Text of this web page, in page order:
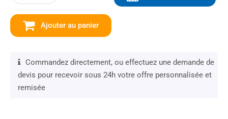
Ajouter au panier
Commandez directement, ou effectuez une demande de
devis pour recevoir sous 24h votre offre personnalisée et
remisée